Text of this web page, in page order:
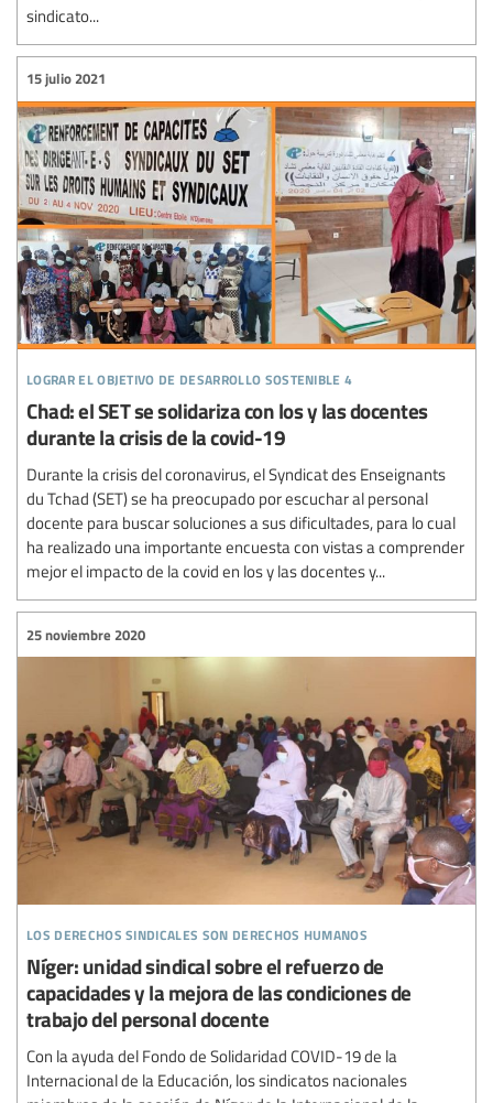
sindicato...
lograr el objetivo de desarrollo sostenible 4
15 julio 2021
Chad: el SET se solidariza con los y las docentes
durante la crisis de la covid-19
Durante la crisis del coronavirus, el Syndicat des Enseignants
du Tchad (SET) se ha preocupado por escuchar al personal
docente para buscar soluciones a sus dificultades, para lo cual
ha realizado una importante encuesta con vistas a comprender
mejor el impacto de la covid en los y las docentes y...
los derechos sindicales son derechos humanos
25 noviembre 2020
Níger: unidad sindical sobre el refuerzo de
capacidades y la mejora de las condiciones de
trabajo del personal docente
Con la ayuda del Fondo de Solidaridad COVID-19 de la
Internacional de la Educación, los sindicatos nacionales